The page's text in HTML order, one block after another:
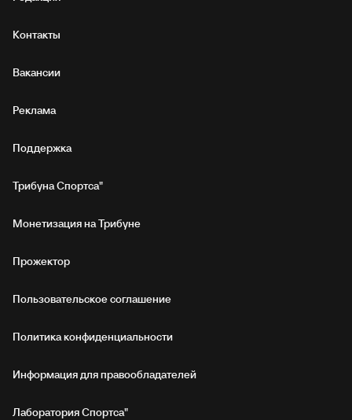
Контакты
Вакансии
Реклама
Поддержка
Трибуна Спортса"
Монетизация на Трибуне
Прожектор
Пользовательское соглашение
Политика конфиденциальности
Информация для правообладателей
Лаборатория Спортса"